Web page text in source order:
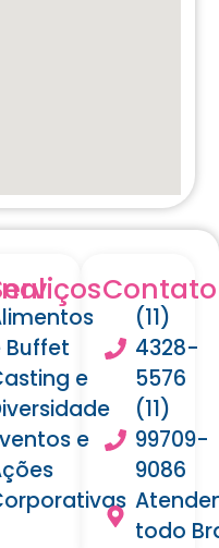
Buffet
e
e
Contato
(11)
4328-
5576
(11)
99709-
9086
todo